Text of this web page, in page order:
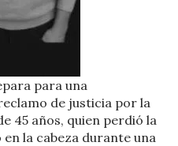
para una
de justicia por la
45 años, quien perdió la
la cabeza durante una